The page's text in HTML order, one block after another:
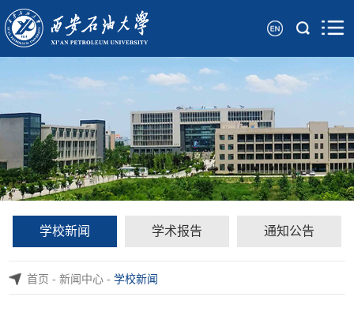
学校新闻 学术报告 通知公告
首页-新闻中心-学校新闻